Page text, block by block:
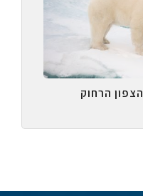
הרחוק